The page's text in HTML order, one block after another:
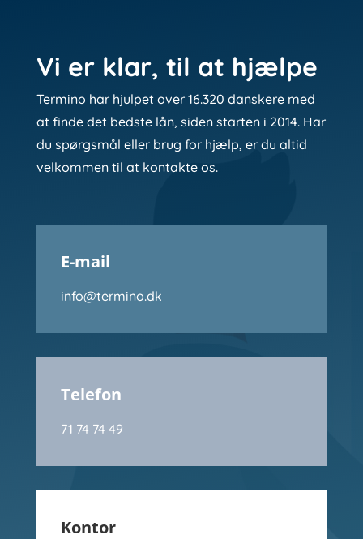
Vi er klar, til at hjælpe
Termino har hjulpet over 16.320 danskere med
at finde det bedste lån, siden starten i 2014. Har
du spørgsmål eller brug for hjælp, er du altid
velkommen til at kontakte os.
E-mail
info@termino.dk
Telefon
71 74 74 49
Kontor